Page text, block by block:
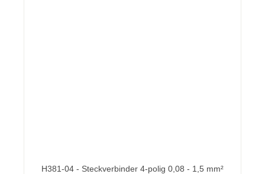
H381-04 - Steckverbinder 4-polig 0,08 - 1,5 mm²